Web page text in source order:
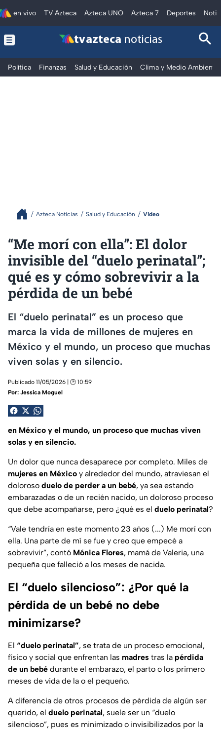
en vivo TV Azteca Azteca UNO Azteca 7 Deportes
tv azteca noticias
Política Finanzas Salud y Educación Clima y Medio Ambiente
Azteca Noticias Salud y Educación Video
“Me morí con ella”: El dolor
invisible del “duelo perinatal”;
qué es y cómo sobrevivir a la
pérdida de un bebé
El “duelo perinatal” es un proceso que
marca la vida de millones de mujeres en
México y el mundo, un proceso que muchas
viven solas y en silencio.
Publicado 11/05/2026 | 🕑 10:59
Por: Jessica Moguel
en México y el mundo, un proceso que muchas viven
solas y en silencio.
Un dolor que nunca desaparece por completo. Miles de
mujeres en México y alrededor del mundo, atraviesan el
doloroso duelo de perder a un bebé, ya sea estando
embarazadas o de un recién nacido, un doloroso proceso
que debe acompañarse, pero ¿qué es el duelo perinatal?
“Vale tendría en este momento 23 años (...) Me morí con
ella. Una parte de mí se fue y creo que empecé a
sobrevivir”, contó Mónica Flores, mamá de Valeria, una
pequeña que falleció a los meses de nacida.
El “duelo silencioso”: ¿Por qué la
pérdida de un bebé no debe
minimizarse?
El “duelo perinatal”, se trata de un proceso emocional,
físico y social que enfrentan las madres tras la pérdida
de un bebé durante el embarazo, el parto o los primero
meses de vida de la o el pequeño.
A diferencia de otros procesos de pérdida de algún ser
querido, el duelo perinatal, suele ser un “duelo
silencioso”, pues es minimizado o invisibilizados por la